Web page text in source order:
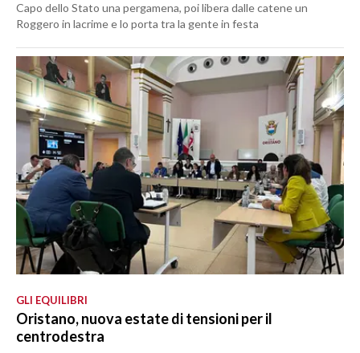
Capo dello Stato una pergamena, poi libera dalle catene un
Roggero in lacrime e lo porta tra la gente in festa
GLI EQUILIBRI
Oristano, nuova estate di tensioni per il
centrodestra